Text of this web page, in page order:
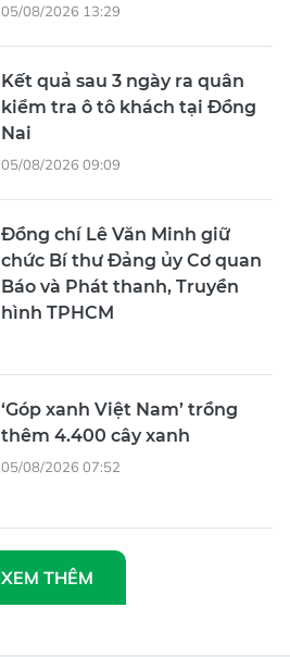
05/08/2026 13:29
Kết quả sau 3 ngày ra quân
kiểm tra ô tô khách tại Đồng
Nai
05/08/2026 09:09
Đồng chí Lê Văn Minh giữ
chức Bí thư Đảng ủy Cơ quan
Báo và Phát thanh, Truyền
hình TPHCM
‘Góp xanh Việt Nam’ trồng
thêm 4.400 cây xanh
05/08/2026 07:52
XEM THÊM